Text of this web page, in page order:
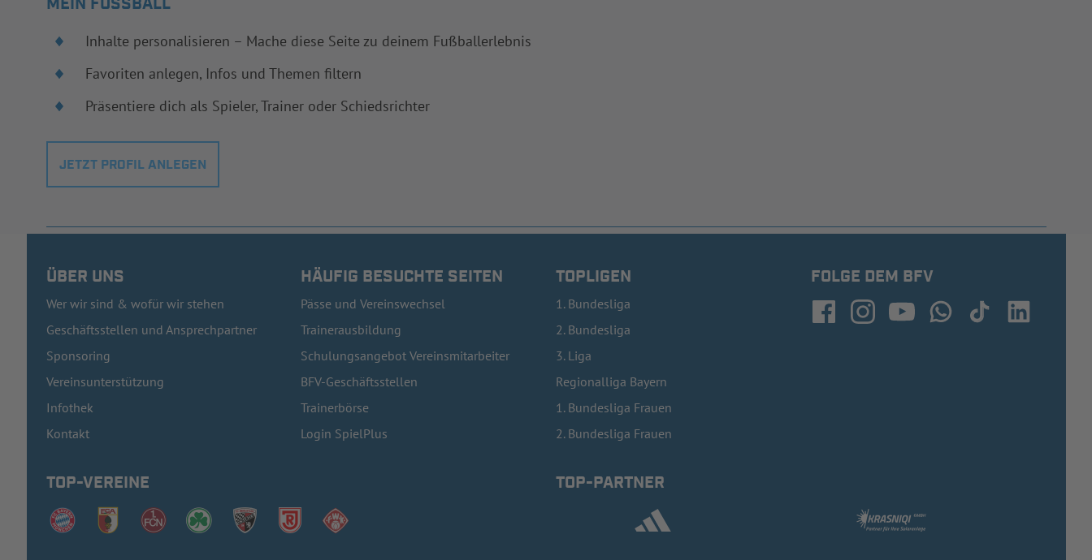
MEIN FUSSBALL
Inhalte personalisieren – Mache diese Seite zu deinem Fußballerlebnis
Favoriten anlegen, Infos und Themen filtern
Präsentiere dich als Spieler, Trainer oder Schiedsrichter
JETZT PROFIL ANLEGEN
ÜBER UNS
Wer wir sind & wofür wir stehen
Geschäftsstellen und Ansprechpartner
Sponsoring
Vereinsunterstützung
Infothek
Kontakt
HÄUFIG BESUCHTE SEITEN
Pässe und Vereinswechsel
Trainerausbildung
Schulungsangebot Vereinsmitarbeiter
BFV-Geschäftsstellen
Trainerbörse
Login SpielPlus
TOPLIGEN
1. Bundesliga
2. Bundesliga
3. Liga
Regionalliga Bayern
1. Bundesliga Frauen
2. Bundesliga Frauen
FOLGE DEM BFV
TOP-VEREINE TOP-PARTNER